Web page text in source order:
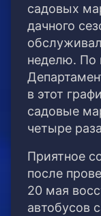
садовых
дачного
неделю. По
в этот
садовые
четыре
Приятное
после
20 мая
автобусов